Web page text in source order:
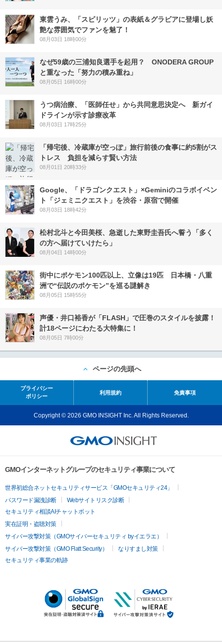
東雲うみ、「スピリッツ」の表紙＆グラビアに登場し妖
艶な雰囲気でファンを魅了！
08月03日 18時00分
なぜ59歳の三浦知良選手を起用？ ONODERA GROUP
と重なった「努力の積み重ね」
08月05日 16時00分
うつ病治療、「医師任せ」から共同意思決定へ 新ガイ
ドラインが示す診療改革
08月03日 17時25分
「帰宅後、冷蔵庫が空っぽ」旅行前後の食事に約5割がス
トレス 負担を減らす賢い方法
08月01日 20時33分
Google、「ドラゴンクエスト」×Geminiのコラボイベン
ト「ジェミニクエスト」を渋谷・原宿で開催
08月03日 18時42分
松村北斗と今田美桜、急逝した東野圭吾氏へ誓う「多く
の方へ届けていけたら」
08月04日 14時00分
街中にポケモン100匹以上、立像は19匹 日本橋・八重
洲で“伝説のポケモン”を巡る謎解き
08月05日 15時55分
声優・井口裕香が「FLASH」で圧巻のスタイルを披露！
計18ページにわたる大特集に！
08月05日 7時00分
ページの先頭へ
プライバシー
ポリシー
利用規約 免責事項
Copyright © 2026 GMO INSIGHT Inc. All Rights Reserved.
GMOインターネットグループのセキュリティ事業について
世界初総合ネットセキュリティサービス「GMOセキュリティ24」
パスワード漏洩診断
Webサイトリスク診断
セキュリティ相談AIチャットボット
実在証明・盗聴対策
サイバー攻撃対策（GMOサイバーセキュリティ byイエラエ）
サイバー攻撃対策（GMO Flatt Security）
なりすまし対策
セキュリティ事業の軌跡